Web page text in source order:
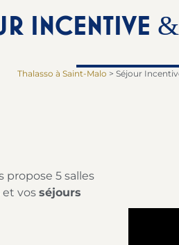
INCENTIVE &
Thalasso à Saint-Malo > Séjour
propose 5 salles
et vos séjours